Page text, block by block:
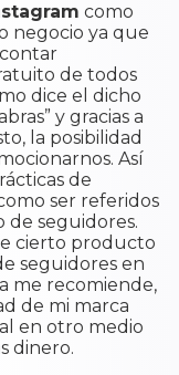
como
negocio ya que
de todos
dice el dicho
y gracias a
la posibilidad
Así
de
ser referidos
de seguidores.
cierto producto
seguidores en
me recomiende,
de mi marca
en otro medio
dinero.